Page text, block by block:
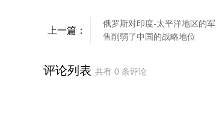
上一篇：
俄罗斯对印度-太平洋地区的军
售削弱了中国的战略地位
评论列表 共有 0 条评论